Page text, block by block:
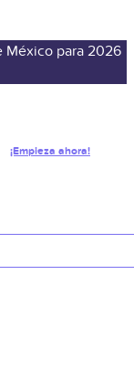
México para 2026
¡Empieza ahora!